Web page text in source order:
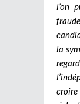
l’on
la
croire